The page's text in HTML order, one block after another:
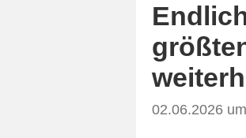
02.06.2026